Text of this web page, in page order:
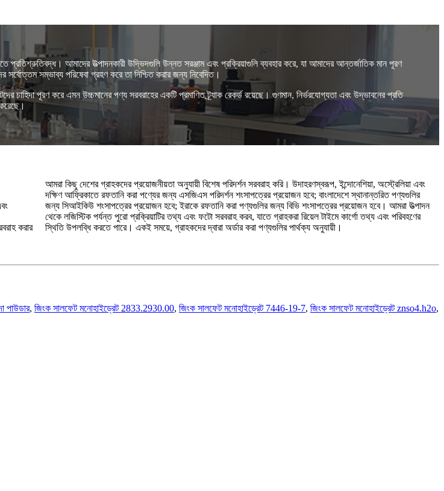
প্রতিশ্রুতিবদ্ধ। আমাদের উত্পাদনকারী উদ্ভিদগুলি উন্নত সরঞ্জাম এবং প্রক্রিয়াগুলি ব্যবহার করে, যা আমাদের আন্তর্জাতিক মান পূরণ
সম্ভাব্য পরিষেবা গ্রহণ করে তা নিশ্চিত করার জন্য নিবেদিত।
চাহিদা পূরণ করে এমন উচ্চমানের পণ্য সরবরাহের একটি প্রমাণিত ট্র্যাক রেকর্ড রয়েছে। গুণমান, নির্ভরযোগ্যতা এবং উদ্ভাবনের প্রতি
করার
আমরা কিছু দেশের গ্রাহকদের প্রয়োজনীয়তা অনুযায়ী বিশেষ পরিদর্শন সরবরাহ করি। উদাহরণস্বরূপ, ইন্দোনেশিয়া, অস্ট্রেলিয়া এবং
দক্ষিণ আফ্রিকাতে রফতানি করা পণ্যের জন্য এসজিএস পরিদর্শন শংসাপত্রের প্রয়োজন হবে; বাংলাদেশে স্থানান্তরিত পণ্যগুলির
জন্য সিআইকিউ শংসাপত্রের প্রয়োজন হবে; ইরাকে রফতানি করা পণ্যগুলির জন্য বিভি শংসাপত্রের প্রয়োজন হবে। আমরা উত্পাদন
থেকে লজিস্টিক পর্যন্ত পুরো প্রক্রিয়াটির তথ্য এবং ফটো সরবরাহ করব, যাতে গ্রাহকরা রিয়েল টাইমে কার্গো তথ্য এবং পরিবহণের
স্থিতি উপলব্ধি করতে পারে। একই সময়ে, গ্রাহকদের দ্বারা অর্ডার করা পণ্যগুলির পার্থক্য অনুযায়ী।
পাউডার, জিংক সালফেট মনোহাইড্রেট 2833.2930.00, জিংক সালফেট মনোহাইড্রেট 7446-19-7, জিংক সালফেট মনোহাইড্রেট znso4.h2o,